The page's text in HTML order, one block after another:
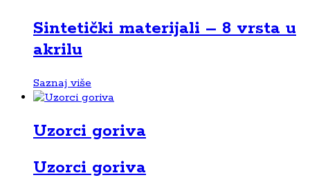
Sintetički materijali – 8 vrsta u
akrilu
Saznaj više
Uzorci goriva
Uzorci goriva